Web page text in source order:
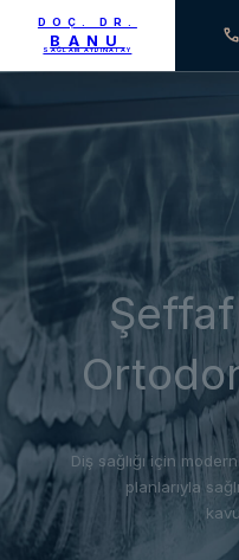
DOÇ. DR.
BANU
SAĞLAM AYDINATAY
Diş sağlığı için
planlarıyla